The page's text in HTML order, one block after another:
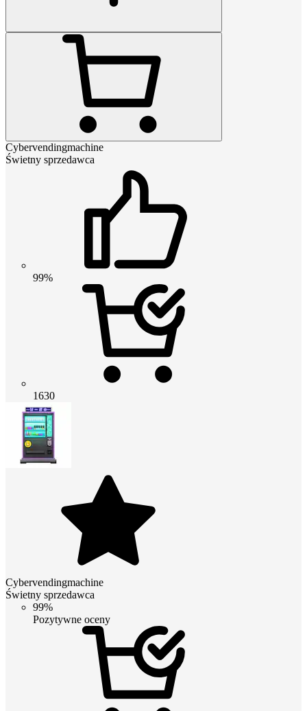
Cybervendingmachine
Świetny sprzedawca
99%
1630
Cybervendingmachine
Świetny sprzedawca
99%
Pozytywne oceny